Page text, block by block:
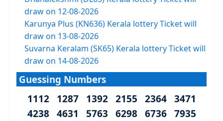
draw on 12-08-2026
Karunya Plus (KN636) Kerala lottery Ticket will
draw on 13-08-2026
Suvarna Keralam (SK65) Kerala lottery Ticket will
draw on 14-08-2026
Guessing Numbers
1112 1287 1392 2155 2364 3471
4238 4631 5763 6298 6736 7935